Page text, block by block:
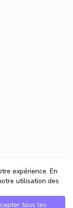
expérience. En
utilisation des
tous les